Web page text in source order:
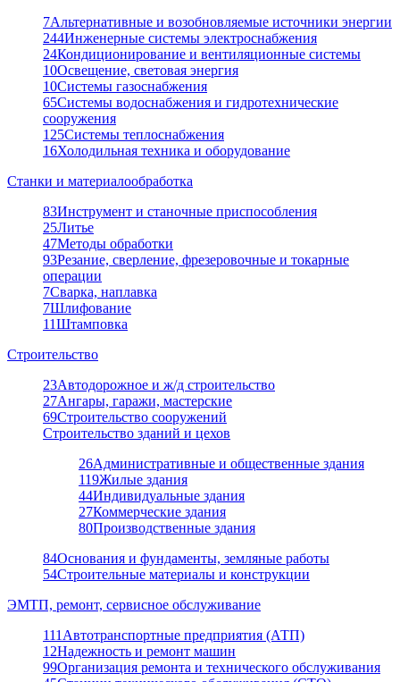
7Альтернативные и возобновляемые источники энергии
244Инженерные системы электроснабжения
24Кондиционирование и вентиляционные системы
10Освещение, световая энергия
10Системы газоснабжения
65Системы водоснабжения и гидротехнические
сооружения
125Системы теплоснабжения
16Холодильная техника и оборудование
Станки и материалообработка
83Инструмент и станочные приспособления
25Литье
47Методы обработки
93Резание, сверление, фрезеровочные и токарные
операции
7Сварка, наплавка
7Шлифование
11Штамповка
Строительство
23Автодорожное и ж/д строительство
27Ангары, гаражи, мастерские
69Строительство сооружений
Строительство зданий и цехов
26Административные и общественные здания
119Жилые здания
44Индивидуальные здания
27Коммерческие здания
80Производственные здания
84Основания и фундаменты, земляные работы
54Строительные материалы и конструкции
ЭМТП, ремонт, сервисное обслуживание
111 Автотранспортные предприятия (АТП)
12Надежность и ремонт машин
99Организация ремонта и технического обслуживания